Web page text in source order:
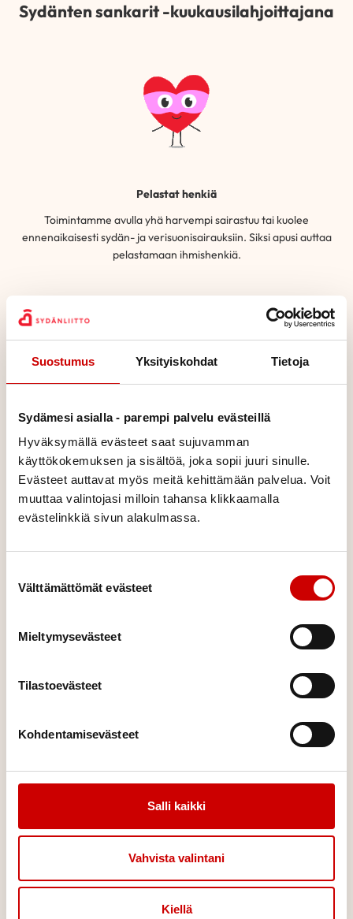
Suostumus Yksityiskohdat Tietoja
Sydämesi asialla - parempi palvelu evästeillä
Hyväksymällä evästeet saat sujuvamman
käyttökokemuksen ja sisältöä, joka sopii juuri sinulle.
Evästeet auttavat myös meitä kehittämään palvelua. Voit
muuttaa valintojasi milloin tahansa klikkaamalla
evästelinkkiä sivun alakulmassa.
Välttämättömät evästeet
Mieltymysevästeet
Tilastoevästeet
Kohdentamisevästeet
Salli kaikki
Vahvista valintani
Kiellä
Sydänten sankarit -kuukausilahjoittajana
Pelastat henkiä
Toimintamme avulla yhä harvempi sairastuu tai kuolee
ennenaikaisesti sydän- ja verisuonisairauksiin. Siksi apusi auttaa
pelastamaan ihmishenkiä.
Tarjoat tietoa ja tukea
Tieto auttaa pitämään hengissä. Sydänliiton rahoittama
tutkimus, tiedonvälitys ja tukitoiminta tarjoaa luotettavaa ja
ajantasaista tietoa läpi maan.
Joskus elämän jatkuminen on minuuteista kiinni. Valtakunnallinen
sydäniskuritoimintamme varmistaa, että apu on lähellä silloin,